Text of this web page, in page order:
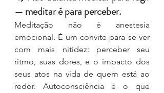
— meditar é para perceber.
Meditação não é anestesia
emocional. É um convite para se ver
com mais nitidez: perceber seu
ritmo, suas dores, e o impacto dos
seus atos na vida de quem está ao
redor. Autoconsciência é o que